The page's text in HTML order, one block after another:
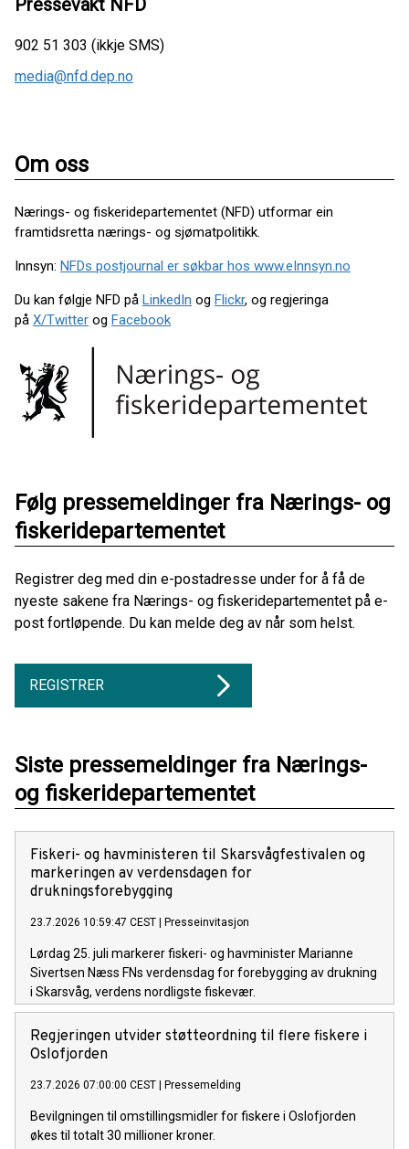
Pressevakt NFD
902 51 303 (ikkje SMS)
media@nfd.dep.no
Om oss
Nærings- og fiskeridepartementet (NFD) utformar ein
framtidsretta nærings- og sjømatpolitikk.
Innsyn: NFDs postjournal er søkbar hos www.eInnsyn.no
Du kan følgje NFD på LinkedIn og Flickr, og regjeringa
på X/Twitter og Facebook
Følg pressemeldinger fra Nærings- og
fiskeridepartementet
Registrer deg med din e-postadresse under for å få de
nyeste sakene fra Nærings- og fiskeridepartementet på e-
post fortløpende. Du kan melde deg av når som helst.
REGISTRER
Siste pressemeldinger fra Nærings-
og fiskeridepartementet
Fiskeri- og havministeren til Skarsvågfestivalen og
markeringen av verdensdagen for
drukningsforebygging
23.7.2026 10:59:47 CEST | Presseinvitasjon
Lørdag 25. juli markerer fiskeri- og havminister Marianne
Sivertsen Næss FNs verdensdag for forebygging av drukning
i Skarsvåg, verdens nordligste fiskevær.
Regjeringen utvider støtteordning til flere fiskere i
Oslofjorden
23.7.2026 07:00:00 CEST | Pressemelding
Bevilgningen til omstillingsmidler for fiskere i Oslofjorden
økes til totalt 30 millioner kroner.